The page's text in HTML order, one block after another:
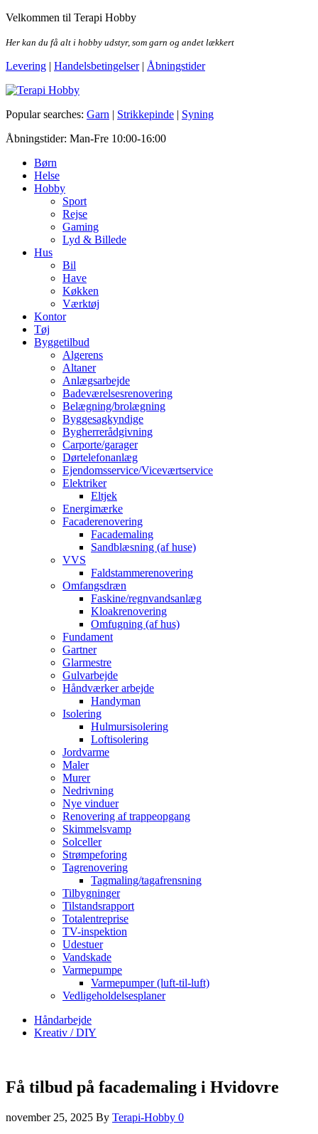
Skip
the
Velkommen til Terapi Hobby
Her kan du få alt i hobby udstyr, som garn og andet lækkert
Levering | Handelsbetingelser| Åbningstider
Terapi Hobby
Popular searches: Garn | Strikkepinde | Syning
Åbningstider: Man-Fre 10:00-16:00
Børn
Helse
Hobby
Sport
Rejse
Gaming
Lyd & Billede
Hus
Bil
Have
Køkken
Værktøj
Kontor
Tøj
Byggetilbud
Algerens
Altaner
Anlægsarbejde
Badeværelsesrenovering
Belægning/brolægning
Byggesagkyndige
Bygherrerådgivning
Carporte/garager
Dørtelefonanlæg
Ejendomsservice/Viceværtservice
Elektriker
Eltjek
Energimærke
Facaderenovering
Facademaling
Sandblæsning (af huse)
VVS
Faldstammerenovering
Omfangsdræn
Faskine/regnvandsanlæg
Kloakrenovering
Omfugning (af hus)
Fundament
Gartner
Glarmestre
Gulvarbejde
Håndværker arbejde
Handyman
Isolering
Hulmursisolering
Loftisolering
Jordvarme
Maler
Murer
Nedrivning
Nye vinduer
Renovering af trappeopgang
Skimmelsvamp
Solceller
Strømpeforing
Tagrenovering
Tagmaling/tagafrensning
Tilbygninger
Tilstandsrapport
Totalentreprise
TV-inspektion
Udestuer
Vandskade
Varmepumpe
Varmepumper (luft-til-luft)
Vedligeholdelsesplaner
Håndarbejde
Kreativ / DIY
Få tilbud på facademaling i Hvidovre
november 25, 2025 By Terapi-Hobby 0